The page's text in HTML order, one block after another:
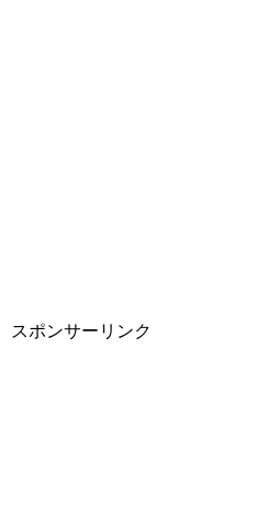
スポンサーリンク